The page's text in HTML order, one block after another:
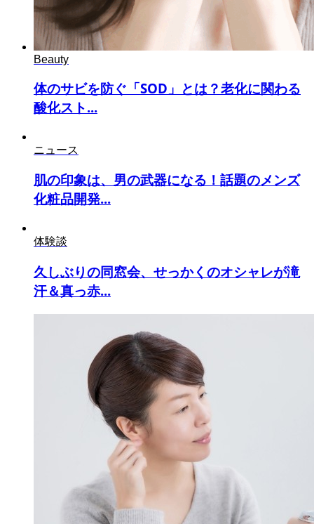
Beauty
体のサビを防ぐ「SOD」とは？老化に関わる
酸化スト...
ニュース
肌の印象は、男の武器になる！話題のメンズ
化粧品開発...
体験談
久しぶりの同窓会、せっかくのオシャレが滝
汗＆真っ赤...